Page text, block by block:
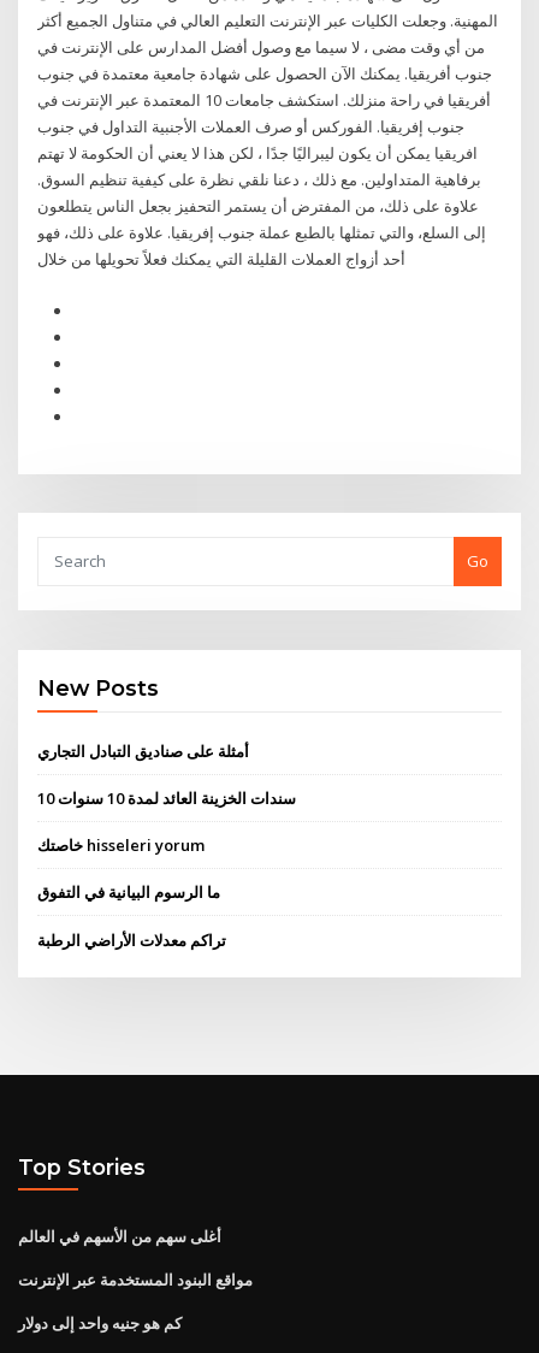
المهنية. وجعلت الكليات عبر الإنترنت التعليم العالي في متناول الجميع أكثر
من أي وقت مضى ، لا سيما مع وصول أفضل المدارس على الإنترنت في
جنوب أفريقيا. يمكنك الآن الحصول على شهادة جامعية معتمدة في جنوب
أفريقيا في راحة منزلك. استكشف جامعات 10 المعتمدة عبر الإنترنت في
جنوب إفريقيا. الفوركس أو صرف العملات الأجنبية التداول في جنوب
افريقيا يمكن أن يكون ليبراليًا جدًا ، لكن هذا لا يعني أن الحكومة لا تهتم
برفاهية المتداولين. مع ذلك ، دعنا نلقي نظرة على كيفية تنظيم السوق.
علاوة على ذلك، من المفترض أن يستمر التحفيز بجعل الناس يتطلعون
إلى السلع، والتي تمثلها بالطبع عملة جنوب إفريقيا. علاوة على ذلك، فهو
أحد أزواج العملات القليلة التي يمكنك فعلاً تحويلها من خلال
Go
New Posts
أمثلة على صناديق التبادل التجاري
10 سندات الخزينة العائد لمدة 10 سنوات
خاصتك hisseleri yorum
ما الرسوم البيانية في التفوق
تراكم معدلات الأراضي الرطبة
Top Stories
أغلى سهم من الأسهم في العالم
مواقع البنود المستخدمة عبر الإنترنت
كم هو جنيه واحد إلى دولار